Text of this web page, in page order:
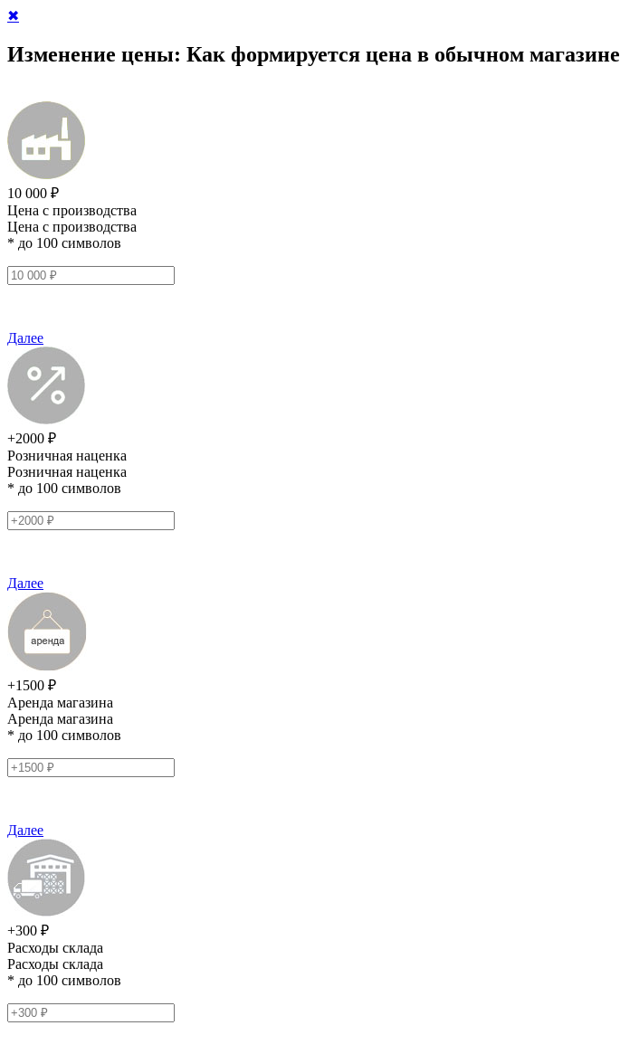
✖
Изменение цены: Как формируется цена в обычном магазине
10 000 ₽
Цена с производства
Цена с производства
* до 100 символов
Далее
+2000 ₽
Розничная наценка
Розничная наценка
* до 100 символов
Далее
+1500 ₽
Аренда магазина
Аренда магазина
* до 100 символов
Далее
+300 ₽
Расходы склада
Расходы склада
* до 100 символов